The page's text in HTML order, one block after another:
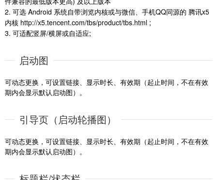
2. 可选 Android 系统自带浏览内核或与微信、手机QQ同源的 腾讯x5
内核 http://x5.tencent.com/tbs/product/tbs.html ;
3. 可适配竖屏/横屏或自适应;
启动图
可动态更换，可设置链接、显示时长、有效期（起止时间，不在有效
期内会显示默认启动图）。
引导页（启动轮播图）
可动态更换，可设置链接、显示时长、有效期（起止时间，不在有效
期内会显示默认启动图）。